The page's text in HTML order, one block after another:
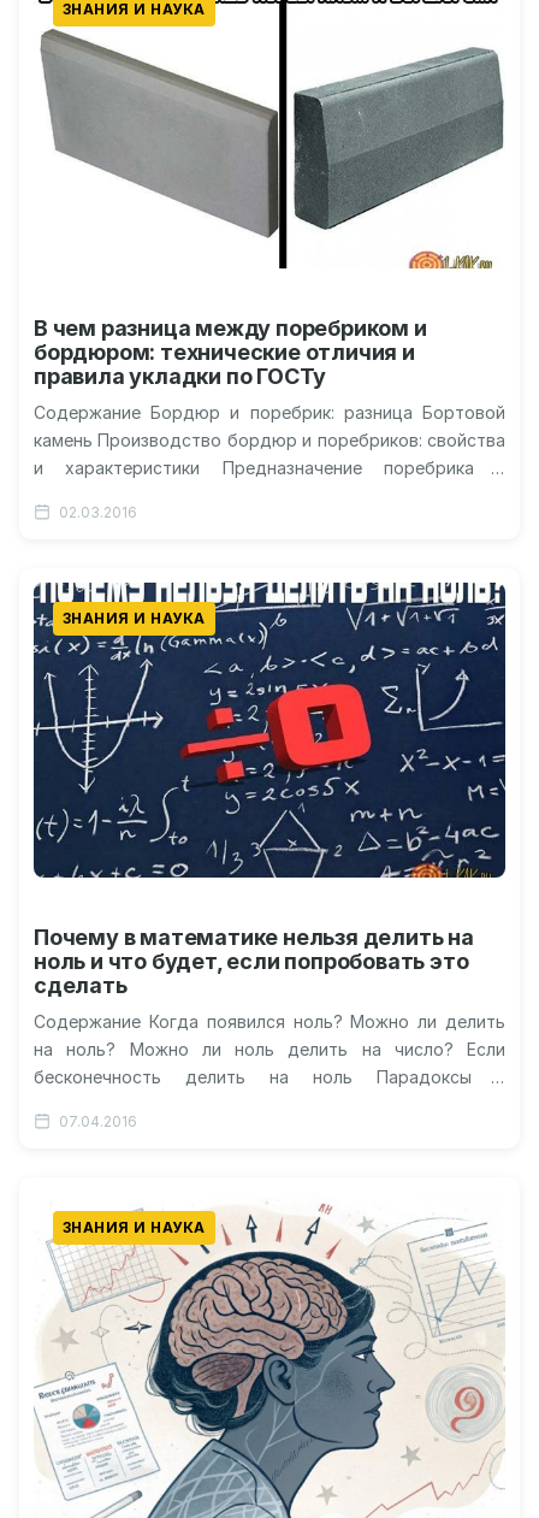
ЗНАНИЯ И НАУКА
В чем разница между поребриком и
бордюром: технические отличия и
правила укладки по ГОСТу
Содержание Бордюр и поребрик: разница Бортовой
камень Производство бордюр и поребриков: свойства
и характеристики Предназначение поребрика и
поребрики…
02.03.2016
ЗНАНИЯ И НАУКА
Почему в математике нельзя делить на
ноль и что будет, если попробовать это
сделать
Содержание Когда появился ноль? Можно ли делить
на ноль? Можно ли ноль делить на число? Если
бесконечность делить на ноль Парадоксы и
07.04.2016
ЗНАНИЯ И НАУКА